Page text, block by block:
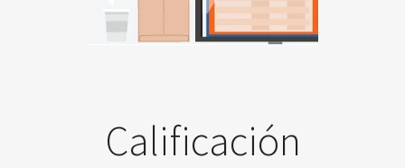
Calificación